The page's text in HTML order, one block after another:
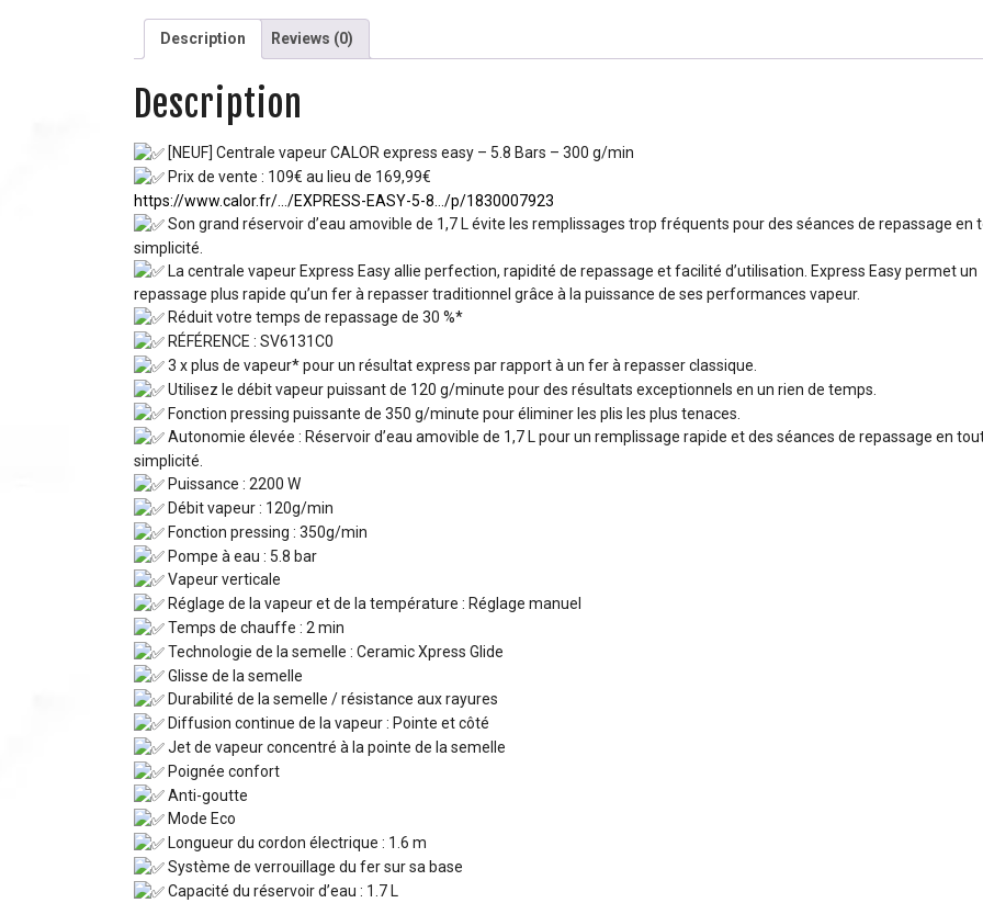
Description Reviews (0)
Description
[NEUF] Centrale vapeur CALOR express easy – 5.8 Bars – 300 g/min
Prix de vente : 109€ au lieu de 169,99€
https://www.calor.fr/…/EXPRESS-EASY-5-8…/p/1830007923
Son grand réservoir d’eau amovible de 1,7 L évite les remplissages trop fréquents pour des séances de repassage en
simplicité.
La centrale vapeur Express Easy allie perfection, rapidité de repassage et facilité d’utilisation. Express Easy permet un
repassage plus rapide qu’un fer à repasser traditionnel grâce à la puissance de ses performances vapeur.
Réduit votre temps de repassage de 30 %*
RÉFÉRENCE : SV6131C0
3 x plus de vapeur* pour un résultat express par rapport à un fer à repasser classique.
Utilisez le débit vapeur puissant de 120 g/minute pour des résultats exceptionnels en un rien de temps.
Fonction pressing puissante de 350 g/minute pour éliminer les plis les plus tenaces.
Autonomie élevée : Réservoir d’eau amovible de 1,7 L pour un remplissage rapide et des séances de repassage en
simplicité.
Puissance : 2200 W
Débit vapeur : 120g/min
Fonction pressing : 350g/min
Pompe à eau : 5.8 bar
Vapeur verticale
Réglage de la vapeur et de la température : Réglage manuel
Temps de chauffe : 2 min
Technologie de la semelle : Ceramic Xpress Glide
Glisse de la semelle
Durabilité de la semelle / résistance aux rayures
Diffusion continue de la vapeur : Pointe et côté
Jet de vapeur concentré à la pointe de la semelle
Poignée confort
Anti-goutte
Mode Eco
Longueur du cordon électrique : 1.6 m
Système de verrouillage du fer sur sa base
Capacité du réservoir d’eau : 1.7 L